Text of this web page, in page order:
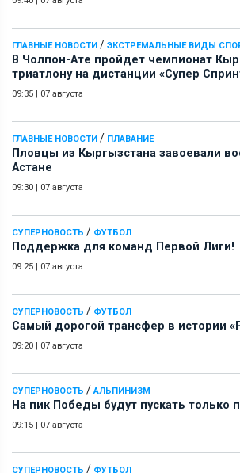
ГЛАВНЫЕ НОВОСТИ / ЭКСТРЕМАЛЬНЫЕ ВИДЫ
В Чолпон-Ате пройдет чемпионат
триатлону на дистанции «Супер
09:35 | 07 августа
ГЛАВНЫЕ НОВОСТИ / ПЛАВАНИЕ
Пловцы из Кыргызстана завоевали
Астане
09:30 | 07 августа
СУПЕРНОВОСТЬ / ФУТБОЛ
Поддержка для команд Первой Лиги!
09:25 | 07 августа
СУПЕРНОВОСТЬ / ФУТБОЛ
Самый дорогой трансфер в истории
09:20 | 07 августа
СУПЕРНОВОСТЬ / АЛЬПИНИЗМ
На пик Победы будут пускать только
09:15 | 07 августа
СУПЕРНОВОСТЬ / ФУТБОЛ